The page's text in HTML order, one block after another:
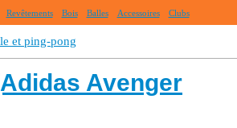
Revêtements Bois Balles Accessoires Clubs
et ping-pong
Avenger